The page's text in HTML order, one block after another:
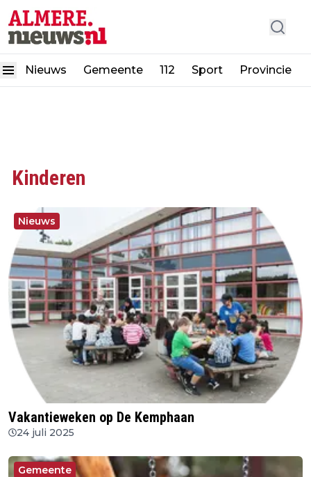
Nieuws Gemeente 112 Sport Provincie
Kinderen
Nieuws
Vakantieweken op De Kemphaan
24 juli 2025
Gemeente